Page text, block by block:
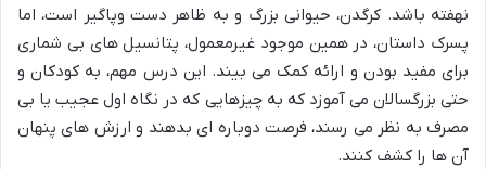
نهفته باشد. کرگدن، حیوانی بزرگ و به ظاهر دست وپاگیر است، اما
پسرک داستان، در همین موجود غیرمعمول، پتانسیل های بی شماری
برای مفید بودن و ارائه کمک می بیند. این درس مهم، به کودکان و
حتی بزرگسالان می آموزد که به چیزهایی که در نگاه اول عجیب یا بی
مصرف به نظر می رسند، فرصت دوباره ای بدهند و ارزش های پنهان
آن ها را کشف کنند.